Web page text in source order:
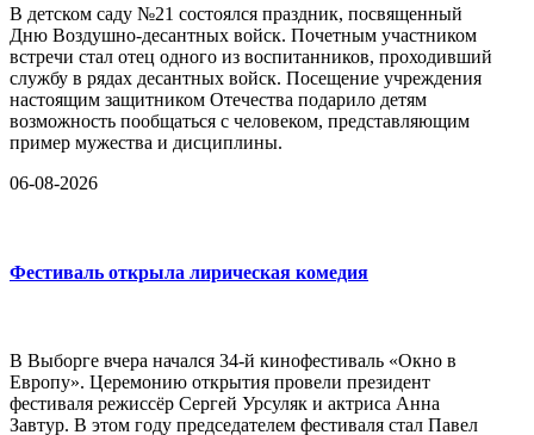
В детском саду №21 состоялся праздник, посвященный
Дню Воздушно-десантных войск. Почетным участником
встречи стал отец одного из воспитанников, проходивший
службу в рядах десантных войск. Посещение учреждения
настоящим защитником Отечества подарило детям
возможность пообщаться с человеком, представляющим
пример мужества и дисциплины.
06-08-2026
Фестиваль открыла лирическая комедия
В Выборге вчера начался 34-й кинофестиваль «Окно в
Европу». Церемонию открытия провели президент
фестиваля режиссёр Сергей Урсуляк и актриса Анна
Завтур. В этом году председателем фестиваля стал Павел